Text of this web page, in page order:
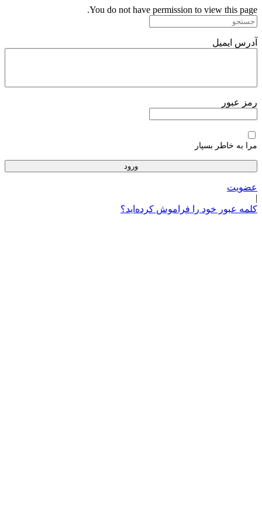
پرش
به
You do not have permission to view this page.
آدرس ایمیل
رمز عبور
مرا به خاطر بسپار
عضویت
|
کلمه عبور خود را فراموش کرده‌اید؟